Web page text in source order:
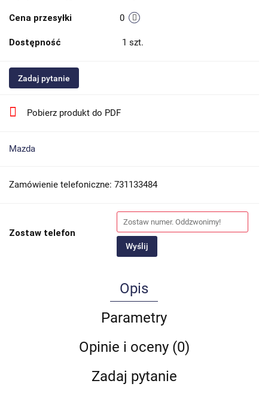
Cena przesyłki 0
Dostępność 1 szt.
Zadaj pytanie
Pobierz produkt do PDF
Mazda
Zamówienie telefoniczne: 731133484
Zostaw telefon
Wyślij
Opis
Parametry
Opinie i oceny (0)
Zadaj pytanie